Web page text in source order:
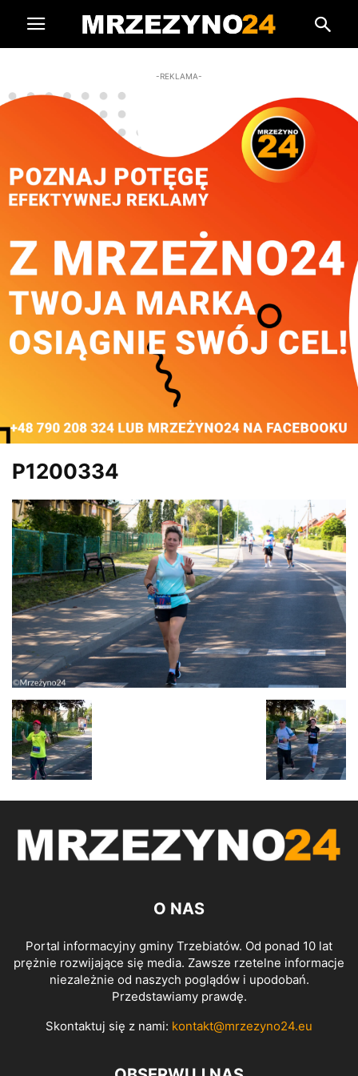
-REKLAMA-
P1200334
O NAS
Portal informacyjny gminy Trzebiatów. Od ponad 10 lat
prężnie rozwijające się media. Zawsze rzetelne informacje
niezależnie od naszych poglądów i upodobań.
Przedstawiamy prawdę.
Skontaktuj się z nami: kontakt@mrzezyno24.eu